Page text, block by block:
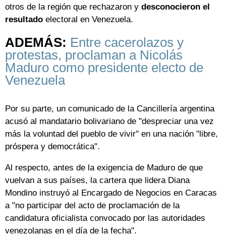
otros de la región que rechazaron y desconocieron el
resultado electoral en Venezuela.
ADEMÁS: Entre cacerolazos y
protestas, proclaman a Nicolás
Maduro como presidente electo de
Venezuela
Por su parte, un comunicado de la Cancillería argentina
acusó al mandatario bolivariano de "despreciar una vez
más la voluntad del pueblo de vivir" en una nación "libre,
próspera y democrática".
Al respecto, antes de la exigencia de Maduro de que
vuelvan a sus países, la cartera que lidera Diana
Mondino instruyó al Encargado de Negocios en Caracas
a "no participar del acto de proclamación de la
candidatura oficialista convocado por las autoridades
venezolanas en el día de la fecha".